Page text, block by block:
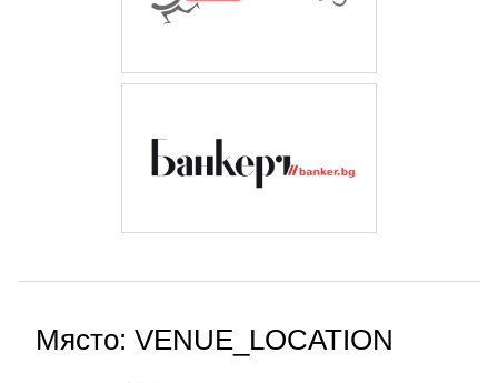
Място: VENUE_LOCATION